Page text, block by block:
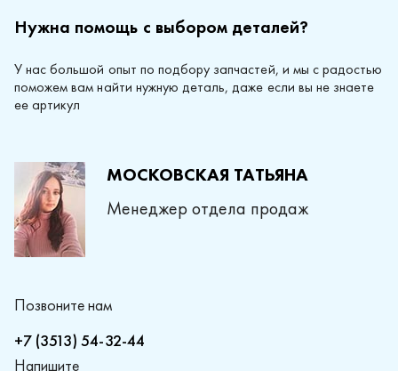
Нужна помощь с выбором деталей?
У нас большой опыт по подбору запчастей, и мы с радостью
поможем вам найти нужную деталь, даже если вы не знаете
ее артикул
МОСКОВСКАЯ ТАТЬЯНА
Менеджер отдела продаж
Позвоните нам
+7 (3513) 54-32-44
Напишите